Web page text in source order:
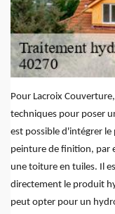
Pour Lacroix
techniques pour poser
est possible d'intégrer
peinture de finition, par
une toiture en tuiles. Il
directement le produit
peut opter pour un